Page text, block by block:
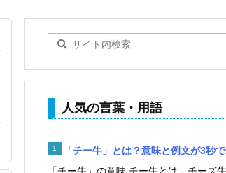
人気の言葉・用語
「チー牛」とは？意味と例文が3秒
「チー牛」の意味 チー牛とは、チーズ